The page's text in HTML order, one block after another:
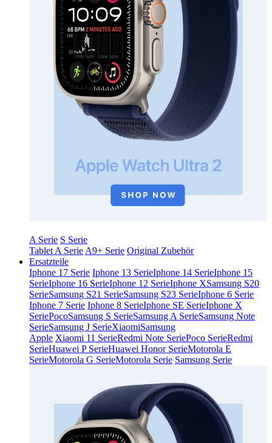
A Serie S Serie
Tablet A Serie A9+ Serie Original Zubehör
Ersatzteile
Iphone 17 Serie Iphone 13 SerieIphone 14 SerieIphone 15
SerieIphone 16 SerieIphone 12 SerieIphone XSamsung S20
SerieSamsung S21 SerieSamsung S23 SerieIphone 6 Serie
Iphone 7 Serie Iphone 8 SerieIphone SE SerieIphone X
SeriePocoSamsung S SerieSamsung A SerieSamsung Note
SerieSamsung J SerieXiaomiSamsung
Apple Xiaomi 11 SerieRedmi Note SeriePoco SerieRedmi
SerieHuawei P SerieHuawei Honor SerieMotorola E
SerieMotorola G SerieMotorola Serie Samsung Serie